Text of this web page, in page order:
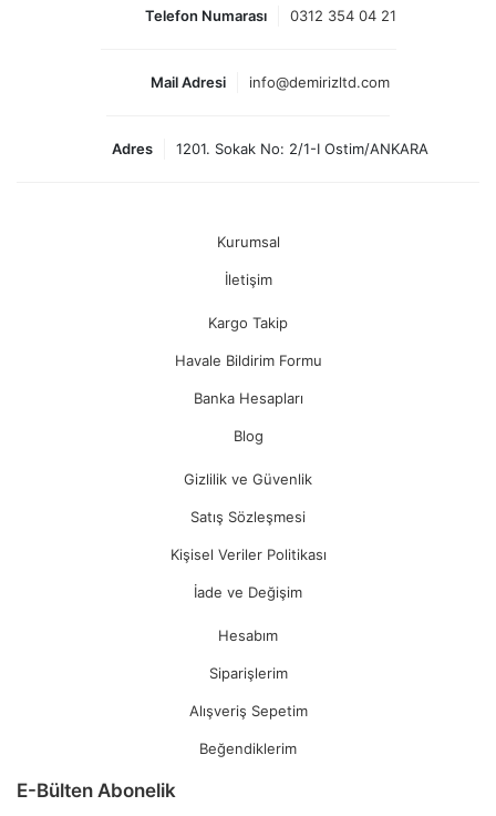
Telefon Numarası 0312 354 04 21
Mail Adresi info@demirizltd.com
Adres 1201. Sokak No: 2/1-I Ostim/ANKARA
Kurumsal
İletişim
Kargo Takip
Havale Bildirim Formu
Banka Hesapları
Blog
Gizlilik ve Güvenlik
Satış Sözleşmesi
Kişisel Veriler Politikası
İade ve Değişim
Hesabım
Siparişlerim
Alışveriş Sepetim
Beğendiklerim
E-Bülten Abonelik